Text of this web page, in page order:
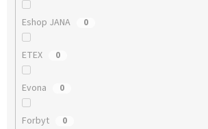
Eshop JANA 0
ETEX 0
Evona 0
Forbyt 0